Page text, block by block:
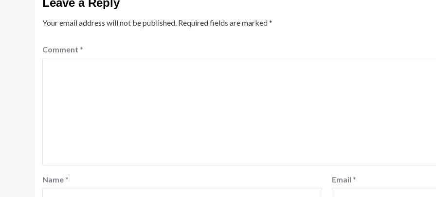
Leave a Reply
Your email address will not be published. Required fields are marked*
Comment *
Name * Email *